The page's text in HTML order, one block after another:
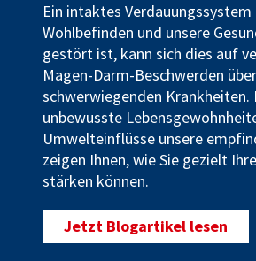
Ein intaktes
Wohlbefinden und unsere
gestört ist, kann sich dies auf
Magen-Darm-Beschwerden
schwerwiegenden
unbewusste
Umwelteinflüsse unsere
zeigen Ihnen, wie Sie gezielt
stärken können.
Jetzt Blogartikel lesen